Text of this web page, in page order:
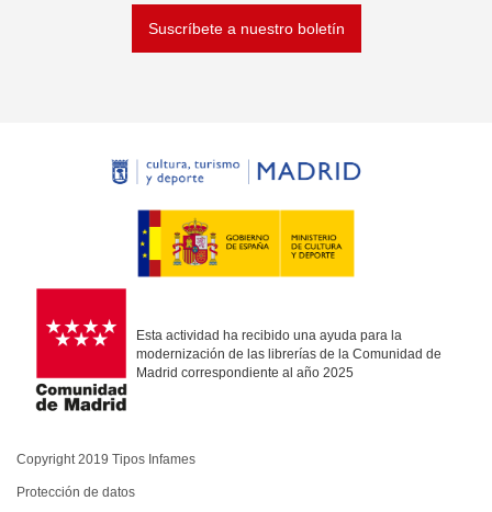
Suscríbete a nuestro boletín
Esta actividad ha recibido una ayuda para la
modernización de las librerías de la Comunidad de
Madrid correspondiente al año 2025
Copyright 2019 Tipos Infames
Protección de datos